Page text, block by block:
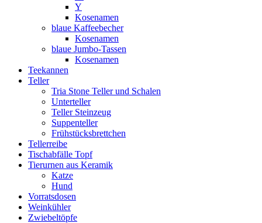
Y
Kosenamen
blaue Kaffeebecher
Kosenamen
blaue Jumbo-Tassen
Kosenamen
Teekannen
Teller
Tria Stone Teller und Schalen
Unterteller
Teller Steinzeug
Suppenteller
Frühstücksbrettchen
Tellerreibe
Tischabfälle Topf
Tierurnen aus Keramik
Katze
Hund
Vorratsdosen
Weinkühler
Zwiebeltöpfe